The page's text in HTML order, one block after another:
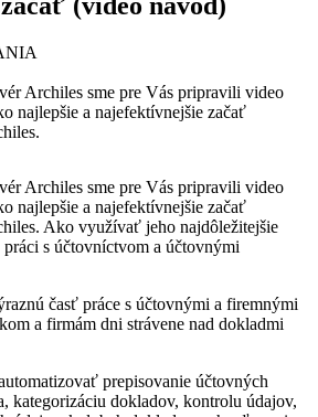
Archiles sme pre Vás pripravili video
najlepšie a najefektívnejšie začať
Archiles sme pre Vás pripravili video
najlepšie a najefektívnejšie začať
Ako využívať jeho najdôležitejšie
s účtovníctvom a účtovnými
časť práce s účtovnými a firemnými
a firmám dni strávene nad dokladmi
prepisovanie účtovných
kategorizáciu dokladov, kontrolu údajov,